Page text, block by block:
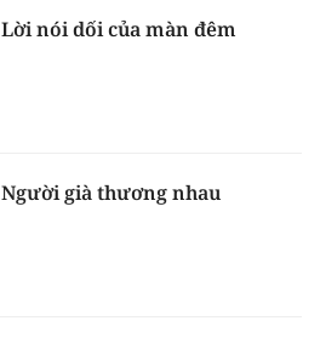
Lời nói dối của màn đêm
Người già thương nhau